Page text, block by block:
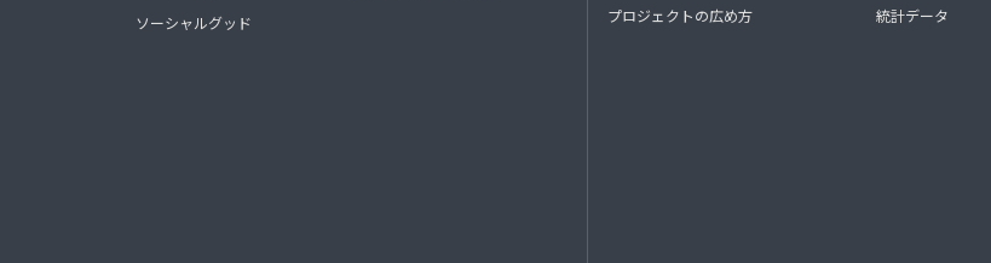
ソーシャルグッド
プロジェクトの広め方
統計データ